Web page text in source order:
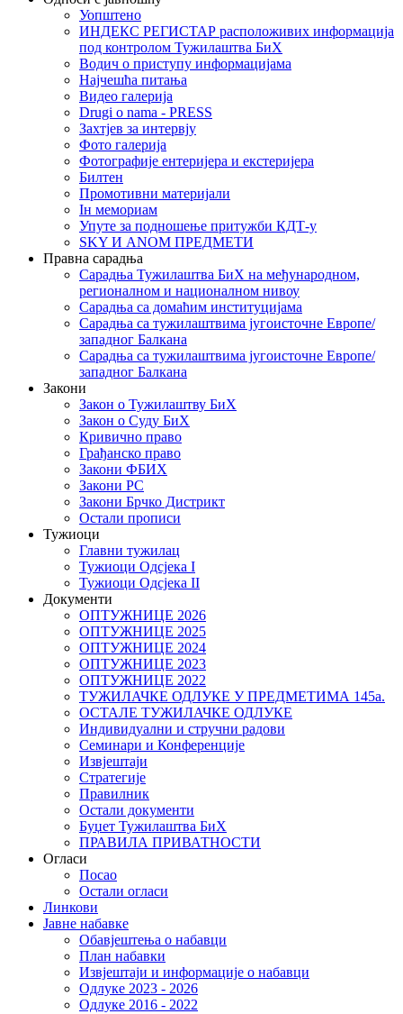
Уопштено
ИНДЕКС РЕГИСТАР расположивих информација
под контролом Тужилаштва БиХ
Водич о приступу информацијама
Најчешћа питања
Видео галерија
Drugi o nama - PRESS
Захтјев за интервју
Фото галерија
Фотографије ентеријера и екстеријера
Билтен
Промотивни материјали
Iн мемориам
Упуте за подношење притужби КДТ-у
SKY И ANOM ПРЕДМЕТИ
Правна сарадња
Сарадња Тужилаштва БиХ на међународном,
регионалном и националном нивоу
Сарадња са домаћим институцијама
Сарадња са тужилаштвима југоисточне Европе/
западног Балкана
Сарадња са тужилаштвима југоисточне Европе/
западног Балкана
Закони
Закон о Тужилаштву БиХ
Закон о Суду БиХ
Кривично право
Грађанско право
Закони ФБИХ
Закони РС
Закони Брчко Дистрикт
Остали прописи
Тужиоци
Главни тужилац
Тужиоци Oдсјекa I
Тужиоци Oдсјекa II
Документи
ОПТУЖНИЦЕ 2026
ОПТУЖНИЦЕ 2025
ОПТУЖНИЦЕ 2024
ОПТУЖНИЦЕ 2023
ОПТУЖНИЦЕ 2022
ТУЖИЛАЧКЕ ОДЛУКЕ У ПРЕДМЕТИМА 145а.
ОСТАЛЕ ТУЖИЛАЧКЕ ОДЛУКЕ
Индивидуални и стручни радови
Семинари и Конференције
Извјештаји
Стратегије
Правилник
Остали документи
Буџет Тужилаштва БиХ
ПРАВИЛА ПРИВАТНОСТИ
Огласи
Посао
Остали огласи
Линкови
Јавне набавке
Обавјештења о набавци
План набавки
Извјештаји и информације о набавци
Одлуке 2023 - 2026
Одлуке 2016 - 2022